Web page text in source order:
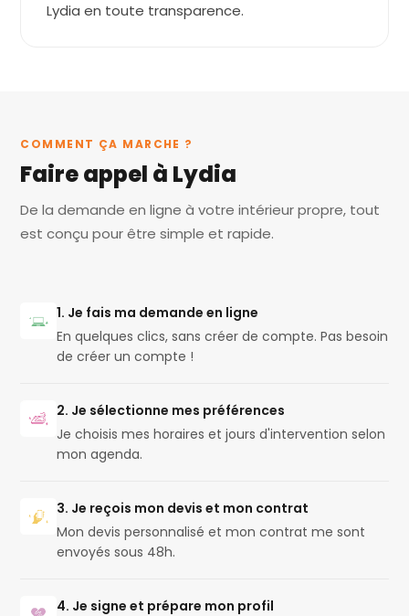
Lydia en toute transparence.
COMMENT ÇA MARCHE ?
Faire appel à Lydia
De la demande en ligne à votre intérieur propre, tout
est conçu pour être simple et rapide.
1. Je fais ma demande en ligne
En quelques clics, sans créer de compte. Pas besoin
de créer un compte !
2. Je sélectionne mes préférences
Je choisis mes horaires et jours d'intervention selon
mon agenda.
3. Je reçois mon devis et mon contrat
Mon devis personnalisé et mon contrat me sont
envoyés sous 48h.
4. Je signe et prépare mon profil